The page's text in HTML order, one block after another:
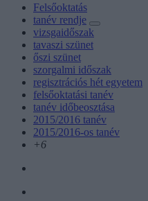
Felsőoktatás
tanév rendje
vizsgaidőszak
tavaszi szünet
őszi szünet
szorgalmi időszak
regisztrációs hét egyetem
felsőoktatási tanév
tanév időbeosztása
2015/2016 tanév
2015/2016-os tanév
+6